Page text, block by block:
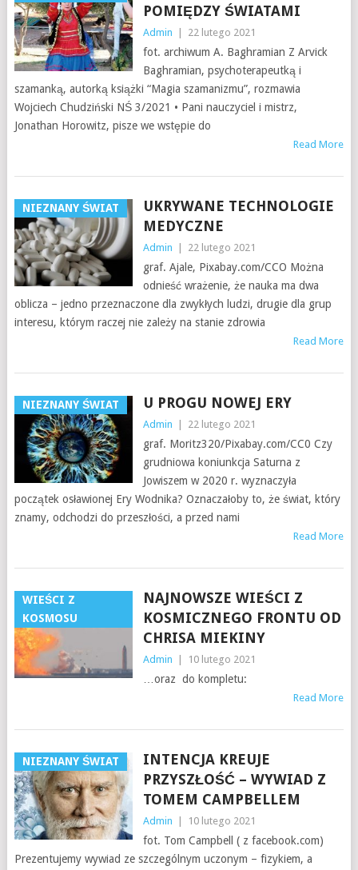
POMIĘDZY ŚWIATAMI
Admin 22 lutego 2021
fot. archiwum A. Baghramian Z Arvick
Baghramian, psychoterapeutką i
szamanką, autorką książki “Magia szamanizmu”, rozmawia
Wojciech Chudziński NŚ 3/2021 • Pani nauczyciel i mistrz,
Jonathan Horowitz, pisze we wstępie do
Read More
NIEZNANY ŚWIAT
UKRYWANE TECHNOLOGIE
MEDYCZNE
Admin 22 lutego 2021
graf. Ajale, Pixabay.com/CCO Można
odnieść wrażenie, że nauka ma dwa
oblicza – jedno przeznaczone dla zwykłych ludzi, drugie dla grup
interesu, którym raczej nie zależy na stanie zdrowia
Read More
NIEZNANY ŚWIAT U PROGU NOWEJ ERY
Admin 22 lutego 2021
graf. Moritz320/Pixabay.com/CC0 Czy
grudniowa koniunkcja Saturna z
Jowiszem w 2020 r. wyznaczyła
początek osławionej Ery Wodnika? Oznaczałoby to, że świat, który
znamy, odchodzi do przeszłości, a przed nami
Read More
WIEŚCI Z
KOSMOSU
NAJNOWSZE WIEŚCI Z
KOSMICZNEGO FRONTU OD
CHRISA MIEKINY
Admin 10 lutego 2021
…oraz do kompletu:
Read More
NIEZNANY ŚWIAT
INTENCJA KREUJE
PRZYSZŁOŚĆ – WYWIAD Z
TOMEM CAMPBELLEM
Admin 10 lutego 2021
fot. Tom Campbell ( z facebook.com)
Prezentujemy wywiad ze szczególnym uczonym – fizykiem, a